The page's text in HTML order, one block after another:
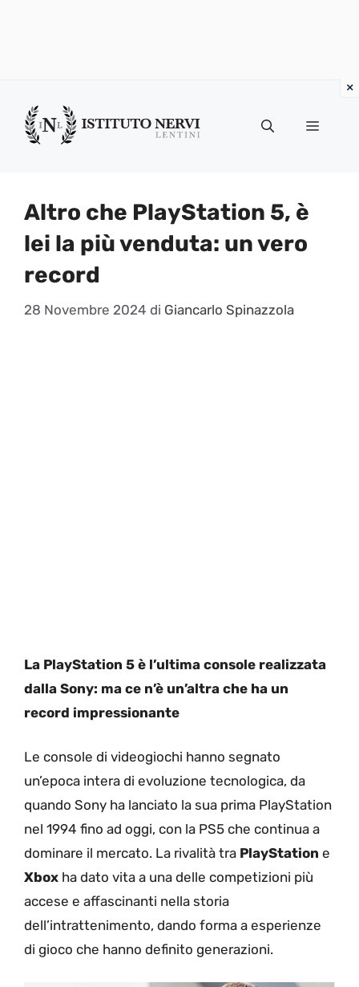
contenuto
Menu
Altro che PlayStation 5, è
lei la più venduta: un vero
record
28 Novembre 2024 di Giancarlo Spinazzola
La PlayStation 5 è l’ultima console realizzata
dalla Sony: ma ce n’è un’altra che ha un
record impressionante
Le console di videogiochi hanno segnato
un’epoca intera di evoluzione tecnologica, da
quando Sony ha lanciato la sua prima PlayStation
nel 1994 fino ad oggi, con la PS5 che continua a
dominare il mercato. La rivalità tra PlayStation e
Xbox ha dato vita a una delle competizioni più
accese e affascinanti nella storia
dell’intrattenimento, dando forma a esperienze
di gioco che hanno definito generazioni.